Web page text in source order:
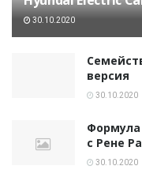
30.10.2020
версия
30.10.2020
Формула
с Рене
30.10.2020